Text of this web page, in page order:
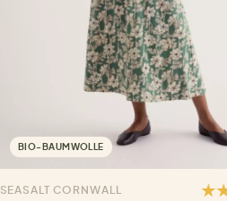
BIO-BAUMWOLLE
SEASALT CORNWALL